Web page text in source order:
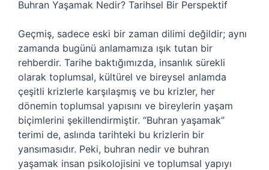
Buhran Yaşamak Nedir? Tarihsel Bir Perspektif
Geçmiş, sadece eski bir zaman dilimi değildir; aynı
zamanda bugünü anlamamıza ışık tutan bir
rehberdir. Tarihe baktığımızda, insanlık sürekli
olarak toplumsal, kültürel ve bireysel anlamda
çeşitli krizlerle karşılaşmış ve bu krizler, her
dönemin toplumsal yapısını ve bireylerin yaşam
biçimlerini şekillendirmiştir. “Buhran yaşamak”
terimi de, aslında tarihteki bu krizlerin bir
yansımasıdır. Peki, buhran nedir ve buhran
yaşamak insan psikolojisini ve toplumsal yapıyı